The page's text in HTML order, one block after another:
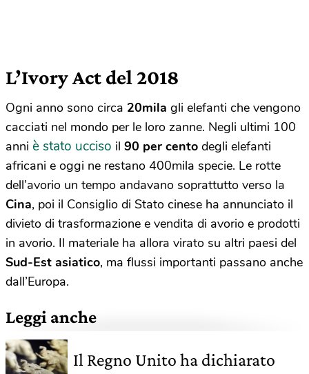
L’Ivory Act del 2018
Ogni anno sono circa 20mila gli elefanti che vengono
cacciati nel mondo per le loro zanne. Negli ultimi 100
anni è stato ucciso il 90 per cento degli elefanti
africani e oggi ne restano 400mila specie. Le rotte
dell’avorio un tempo andavano soprattutto verso la
Cina, poi il Consiglio di Stato cinese ha annunciato il
divieto di trasformazione e vendita di avorio e prodotti
in avorio. Il materiale ha allora virato su altri paesi del
Sud-Est asiatico, ma flussi importanti passano anche
dall’Europa.
Leggi anche
Il Regno Unito ha dichiarato